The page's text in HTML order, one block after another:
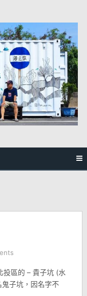
區的 – 貴子坑 (水
子坑，因名字不